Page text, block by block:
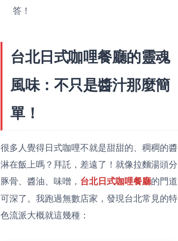
答！
台北日式咖哩餐廳的靈魂
風味：不只是醬汁那麼簡
單！
很多人覺得日式咖哩不就是甜甜的、稠稠的醬
淋在飯上嗎？拜託，差遠了！就像拉麵湯頭分
豚骨、醬油、味噌， 台北日式咖哩餐廳的門道
可深了。我跑過無數店家，發現台北常見的特
色流派大概就這幾種：